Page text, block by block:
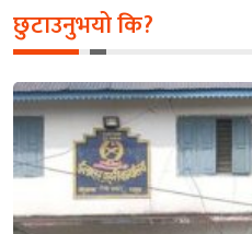
छुटाउनुभयो कि?